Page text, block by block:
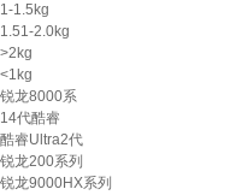
1-1.5kg
1.51-2.0kg
>2kg
<1kg
锐龙8000系
14代酷睿
酷睿Ultra2代
锐龙200系列
锐龙9000HX系列